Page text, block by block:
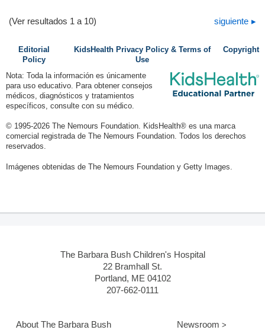
(Ver resultados 1 a 10) siguiente
Editorial
Policy
KidsHealth Privacy Policy & Terms of
Use
Copyright
Nota: Toda la información es únicamente
para uso educativo. Para obtener consejos
médicos, diagnósticos y tratamientos
específicos, consulte con su médico.
© 1995-2026 The Nemours Foundation. KidsHealth® es una marca
comercial registrada de The Nemours Foundation. Todos los derechos
reservados.
Imágenes obtenidas de The Nemours Foundation y Getty Images.
The Barbara Bush Children's Hospital
22 Bramhall St.
Portland, ME 04102
207-662-0111
About The Barbara Bush
Newsroom